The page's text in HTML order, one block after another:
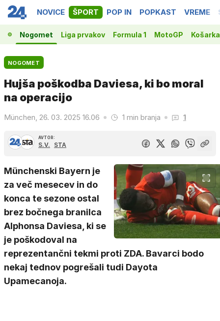
NOVICE ŠPORT POP IN POPKAST VREME
Nogomet Liga prvakov Formula 1 MotoGP Košarka
NOGOMET
Hujša poškodba Daviesa, ki bo moral
na operacijo
München, 26. 03. 2025 16.06 1 min branja 1
AVTOR:
S.V. STA
Münchenski Bayern je
za več mesecev in do
konca te sezone ostal
brez bočnega branilca
Alphonsa Daviesa, ki se
je poškodoval na
reprezentančni tekmi proti ZDA. Bavarci bodo
nekaj tednov pogrešali tudi Dayota
Upamecanoja.